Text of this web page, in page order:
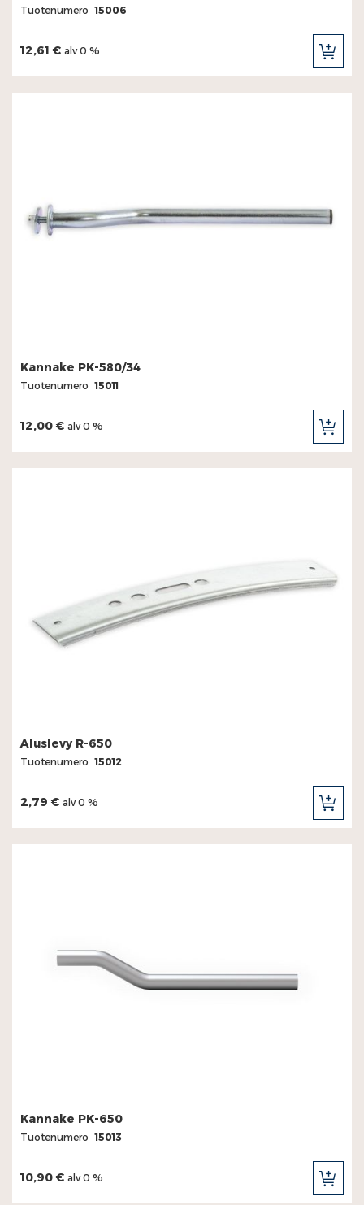
Tuotenumero 15006
12,61 € alv 0 %
Kannake PK-580/34
Tuotenumero 15011
12,00 € alv 0 %
Aluslevy R-650
Tuotenumero 15012
2,79 € alv 0 %
Kannake PK-650
Tuotenumero 15013
10,90 € alv 0 %